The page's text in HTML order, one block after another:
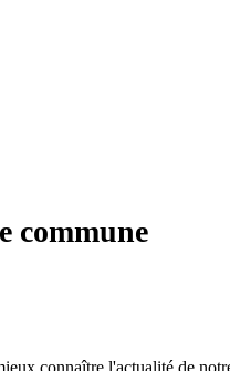
commune
connaître l'actualité de